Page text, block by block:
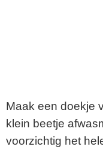
Maak een doekje
klein beetje
voorzichtig het